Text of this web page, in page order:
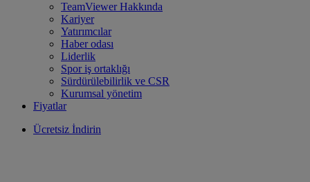
TeamViewer Hakkında
Kariyer
Yatırımcılar
Haber odası
Liderlik
Spor iş ortaklığı
Sürdürülebilirlik ve CSR
Kurumsal yönetim
Fiyatlar
Ücretsiz İndirin